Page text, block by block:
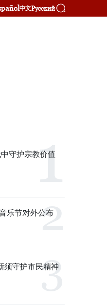
中文Русский
守护宗教价值
乐节对外公布
须守护市民精神